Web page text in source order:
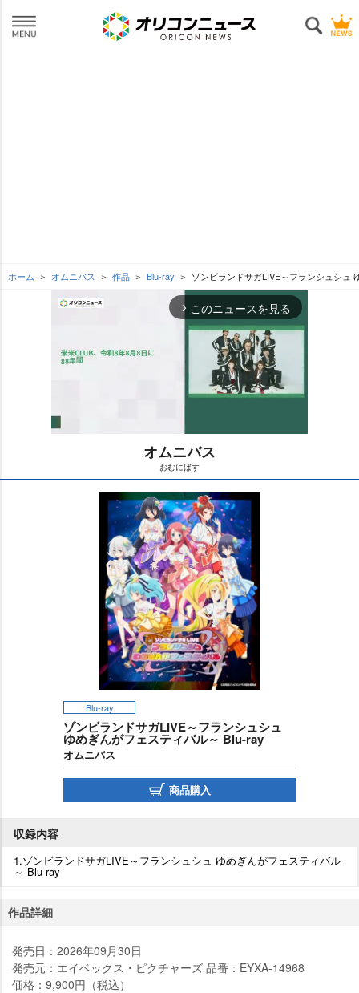
ホーム オムニバス 作品 Blu-ray ゾンビランドサガLIVE～フランシュシュ
arrow_forward_ios このニュースを見る
M
u
オムニバス
おむにばす
Blu-ray
ゾンビランドサガLIVE～フランシュシュ
ゆめぎんがフェスティバル～ Blu-ray
オムニバス
商品購入
収録内容
1.ゾンビランドサガLIVE～フランシュシュ ゆめぎんがフェスティバル
～ Blu-ray
作品詳細
発売日：2026年09月30日
発売元：エイベックス・ピクチャーズ 品番：EYXA-14968
価格：9,900円（税込）